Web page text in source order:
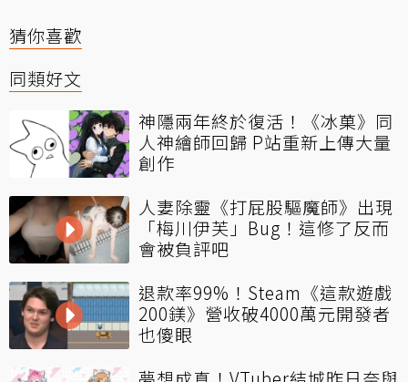
猜你喜歡
同類好文
神隱兩年終於復活！《冰菓》同
人神繪師回歸 P站重新上傳大量
創作
人妻除靈《打屁股驅魔師》出現
「梅川伊芙」Bug！這修了反而
會被負評吧
退款率99%！Steam《這款遊戲
200鎂》營收破4000萬元開發者
也傻眼